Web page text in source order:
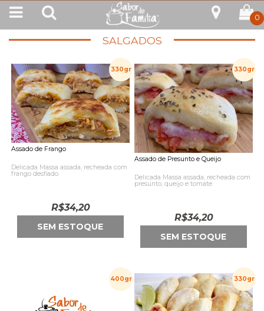
0
SALGADOS
330gr
Assado de Frango
Delicada Massa assada, recheada com
frango desfiado
R$34,20
SEM ESTOQUE
330gr
Assado de Presunto e Queijo
Delicada Massa assada, recheada com
presunto, queijo e tomate
R$34,20
SEM ESTOQUE
400gr 330gr